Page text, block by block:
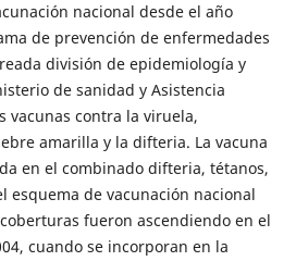
nacional desde el año
de prevención de enfermedades
división de epidemiología y
de sanidad y Asistencia
vacunas contra la viruela,
amarilla y la difteria. La vacuna
en el combinado difteria, tétanos,
esquema de vacunación nacional
fueron ascendiendo en el
cuando se incorporan en la